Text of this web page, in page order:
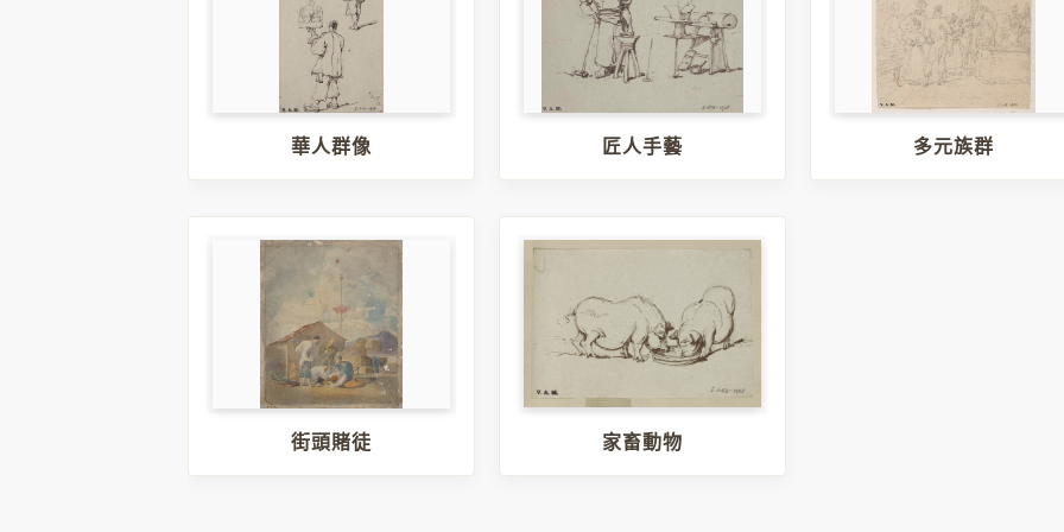
華人群像 匠人手藝 多元族群
街頭賭徒 家畜動物